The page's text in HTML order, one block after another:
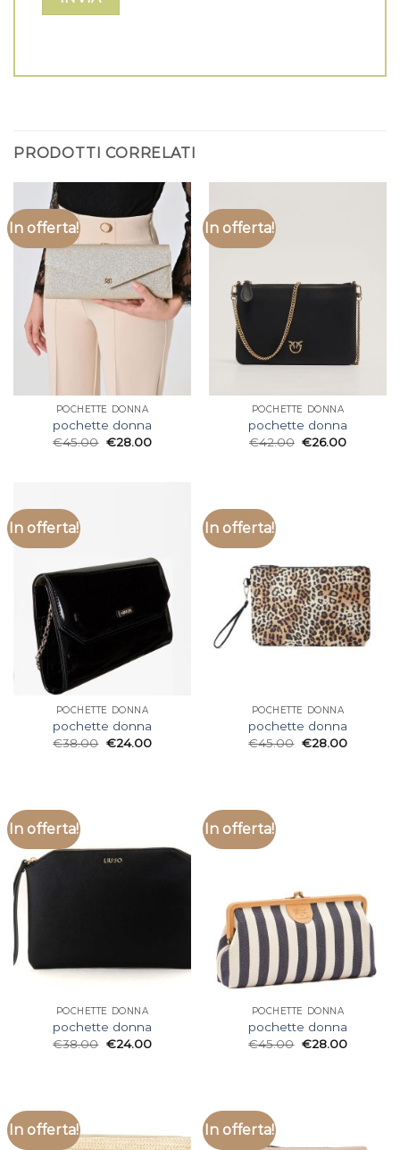
PRODOTTI CORRELATI
In offerta!
POCHETTE DONNA
pochette donna
€45.00 €28.00
In offerta!
POCHETTE DONNA
pochette donna
€42.00 €26.00
In offerta!
POCHETTE DONNA
pochette donna
€38.00 €24.00
In offerta!
POCHETTE DONNA
pochette donna
€45.00 €28.00
In offerta!
POCHETTE DONNA
pochette donna
€38.00 €24.00
In offerta!
POCHETTE DONNA
pochette donna
€45.00 €28.00
In offerta! In offerta!